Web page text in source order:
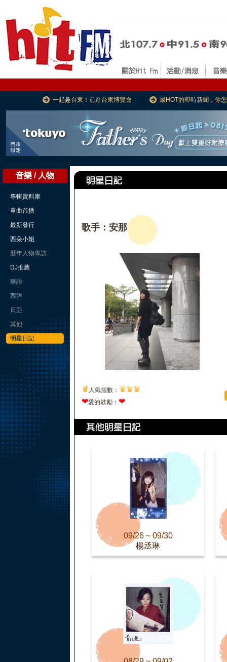
一起趣台東！前進台東博覽會 最HOT的即時新聞，你
音樂 / 人物
專輯資料庫
單曲首播
最新發行
西朵小姐
歷年人物專訪
DJ推薦
華語
西洋
日亞
其他
明星日記
歌手：安那
♛ 人氣指數： ♛♛♛
❤愛的鼓勵： ❤
09/26 ~ 09/30
楊丞琳